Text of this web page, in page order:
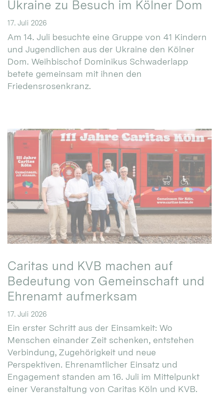
Ukraine zu Besuch im Kölner Dom
17. Juli 2026
Am 14. Juli besuchte eine Gruppe von 41 Kindern
und Jugendlichen aus der Ukraine den Kölner
Dom. Weihbischof Dominikus Schwaderlapp
betete gemeinsam mit ihnen den
Friedensrosenkranz.
Caritas und KVB machen auf
Bedeutung von Gemeinschaft und
Ehrenamt aufmerksam
17. Juli 2026
Ein erster Schritt aus der Einsamkeit: Wo
Menschen einander Zeit schenken, entstehen
Verbindung, Zugehörigkeit und neue
Perspektiven. Ehrenamtlicher Einsatz und
Engagement standen am 16. Juli im Mittelpunkt
einer Veranstaltung von Caritas Köln und KVB.